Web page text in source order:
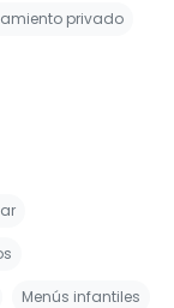
privado
Menús infantiles